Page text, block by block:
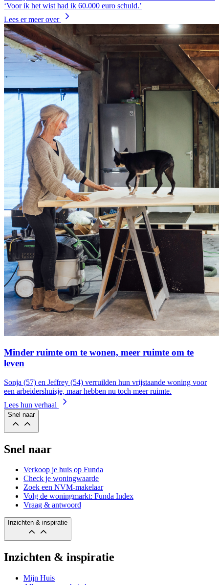
‘Voor ik het wist had ik 60.000 euro schuld.’
Lees er meer over
Minder ruimte om te wonen, meer ruimte om te
leven
Sonja (57) en Jeffrey (54) verruilden hun vrijstaande woning voor
een arbeidershuisje, maar hebben nu toch meer ruimte.
Lees hun verhaal
Snel naar
Snel naar
Verkoop je huis op Funda
Check je woningwaarde
Zoek een NVM-makelaar
Volg de woningmarkt: Funda Index
Vraag & antwoord
Inzichten & inspiratie
Inzichten & inspiratie
Mijn Huis